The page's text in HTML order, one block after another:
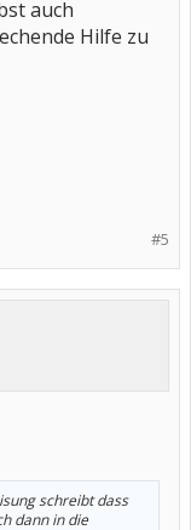
auch
Hilfe zu
#5
schreibt dass
dann in die